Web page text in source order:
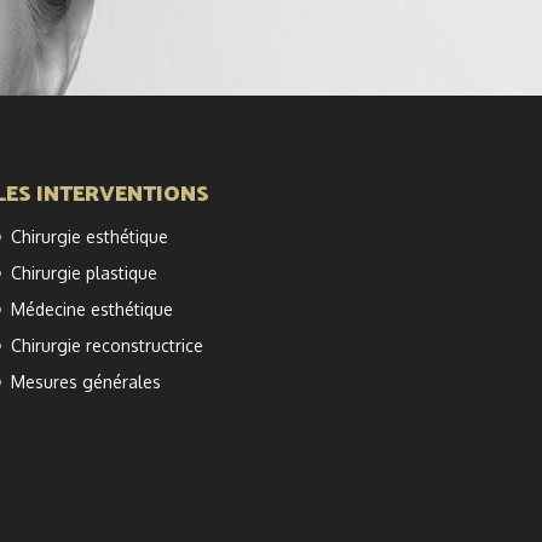
INTERVENTIONS
Chirurgie esthétique
Chirurgie plastique
Médecine esthétique
Chirurgie reconstructrice
Mesures générales